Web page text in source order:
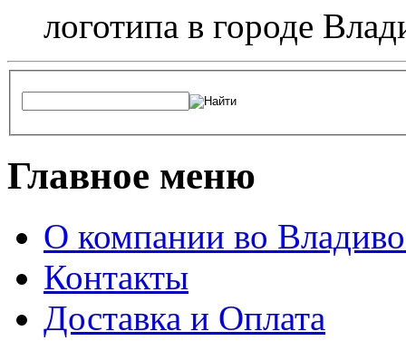
логотипа в городе
Главное меню
О компании во
Контакты
Доставка и Оплата